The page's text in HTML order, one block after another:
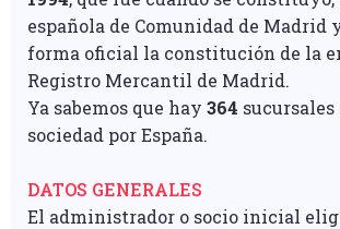
española de Comunidad de Madrid
forma oficial la constitución de la
Registro Mercantil de Madrid.
Ya sabemos que hay 364 sucursales
sociedad por España.
DATOS GENERALES
El administrador o socio inicial